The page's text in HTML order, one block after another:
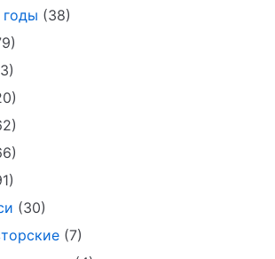
(38)
(30)
(7)